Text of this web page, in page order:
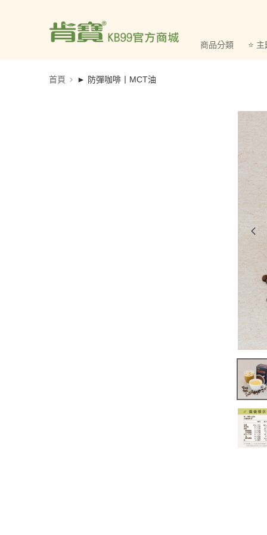
商品分類 ⭐
首頁 ► 防彈咖啡丨MCT油